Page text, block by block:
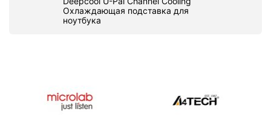
Охлаждающая подставка для
ноутбука